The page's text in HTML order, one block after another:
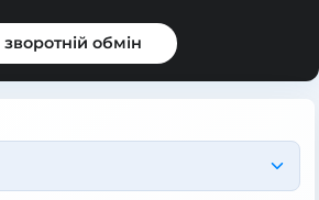
зворотній обмін